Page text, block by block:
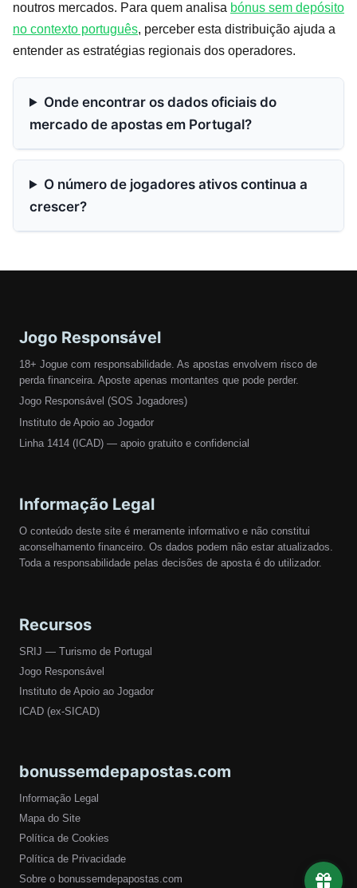
noutros mercados. Para quem analisa bónus sem depósito
no contexto português, perceber esta distribuição ajuda a
entender as estratégias regionais dos operadores.
Onde encontrar os dados oficiais do
mercado de apostas em Portugal?
O número de jogadores ativos continua a
crescer?
Jogo Responsável
18+ Jogue com responsabilidade. As apostas envolvem risco de
perda financeira. Aposte apenas montantes que pode perder.
Jogo Responsável (SOS Jogadores)
Instituto de Apoio ao Jogador
Linha 1414 (ICAD) — apoio gratuito e confidencial
Informação Legal
O conteúdo deste site é meramente informativo e não constitui
aconselhamento financeiro. Os dados podem não estar atualizados.
Toda a responsabilidade pelas decisões de aposta é do utilizador.
Recursos
SRIJ — Turismo de Portugal
Jogo Responsável
Instituto de Apoio ao Jogador
ICAD (ex-SICAD)
bonussemdepapostas.com
Informação Legal
Mapa do Site
Política de Cookies
Política de Privacidade
Sobre o bonussemdepapostas.com